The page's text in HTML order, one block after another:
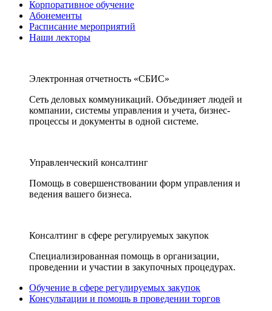
Корпоративное обучение
Абонементы
Расписание мероприятий
Наши лекторы
Электронная отчетность «СБИС»
Сеть деловых коммуникаций. Объединяет людей и
компании, системы управления и учета, бизнес-
процессы и документы в одной системе.
Управленческий консалтинг
Помощь в совершенствовании форм управления и
ведения вашего бизнеса.
Консалтинг в сфере регулируемых закупок
Специализированная помощь в организации,
проведении и участии в закупочных процедурах.
Обучение в сфере регулируемых закупок
Консультации и помощь в проведении торгов